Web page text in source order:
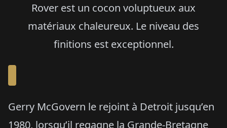
Rover est un cocon voluptueux aux
matériaux chaleureux. Le niveau des
finitions est exceptionnel.
Gerry McGovern le rejoint à Detroit jusqu’en
1980, lorsqu’il regagne la Grande-Bretagne